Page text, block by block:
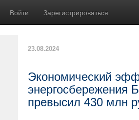
Войти Зарегистрироваться
23.08.2024
Экономический
энергосбережения
превысил 430 млн